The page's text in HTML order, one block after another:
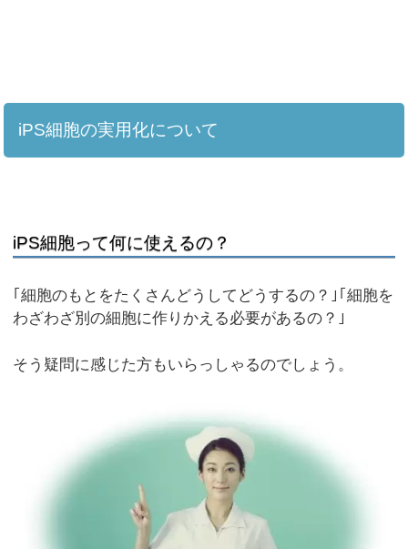
iPS細胞の実用化について
iPS細胞って何に使えるの？
｢細胞のもとをたくさんどうしてどうするの？｣｢細胞を
わざわざ別の細胞に作りかえる必要があるの？｣
そう疑問に感じた方もいらっしゃるのでしょう。